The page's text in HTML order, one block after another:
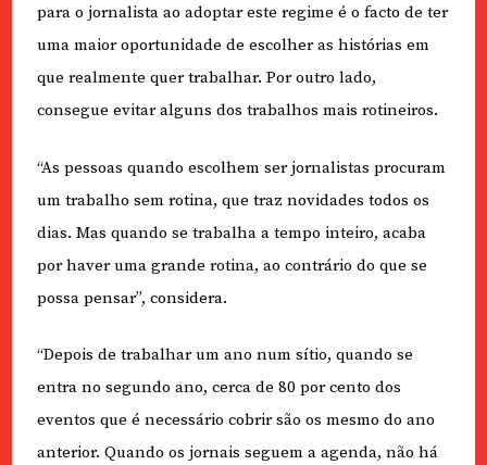
para o jornalista ao adoptar este regime é o facto de ter
uma maior oportunidade de escolher as histórias em
que realmente quer trabalhar. Por outro lado,
consegue evitar alguns dos trabalhos mais rotineiros.
“As pessoas quando escolhem ser jornalistas procuram
um trabalho sem rotina, que traz novidades todos os
dias. Mas quando se trabalha a tempo inteiro, acaba
por haver uma grande rotina, ao contrário do que se
possa pensar”, considera.
“Depois de trabalhar um ano num sítio, quando se
entra no segundo ano, cerca de 80 por cento dos
eventos que é necessário cobrir são os mesmo do ano
anterior. Quando os jornais seguem a agenda, não há